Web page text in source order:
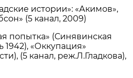
истории»: «Акимов»,
(5 канал, 2009)
попытка» (Синявинская
«Оккупация»
(5 канал, реж.Л.Гладкова),